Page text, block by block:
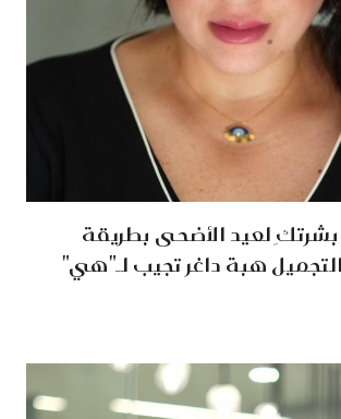
لعيد الأضحى بطريقة
هبة داغر تجيب لـ"هي"